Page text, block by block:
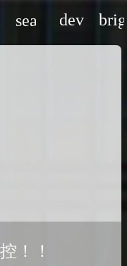
search devices
！！